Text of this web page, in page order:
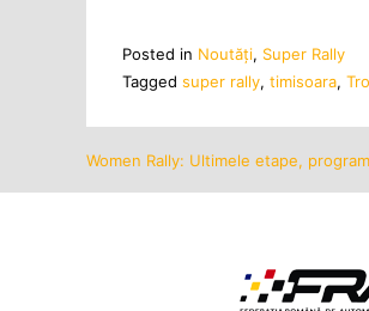
Posted in Noutăţi, Super Rally
Tagged super rally, timisoara,
Navigare
în
Women Rally: Ultimele etape,